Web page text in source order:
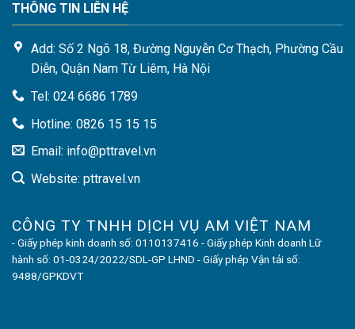
THÔNG TIN LIÊN HỆ
Add: Số 2 Ngõ 18, Đường Nguyễn Cơ Thạch, Phường Cầu
Diễn, Quận Nam Từ Liêm, Hà Nội
Tel: 024 6686 1789
Hotline: 0826 15 15 15
Email: info@pttravel.vn
Website: pttravel.vn
CÔNG TY TNHH DỊCH VỤ AM VIỆT NAM
- Giấy phép kinh doanh số: 0110137416 - Giấy phép Kinh doanh Lữ
hành số: 01-0324/2022/SDL-GP LHND - Giấy phép Vận tải số:
9488/GPKDVT